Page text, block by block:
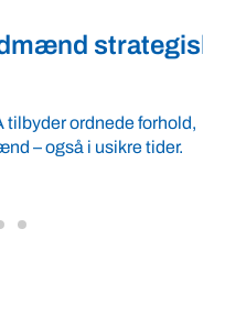
strategisk
ordnede forhold,
– også i usikre tider.